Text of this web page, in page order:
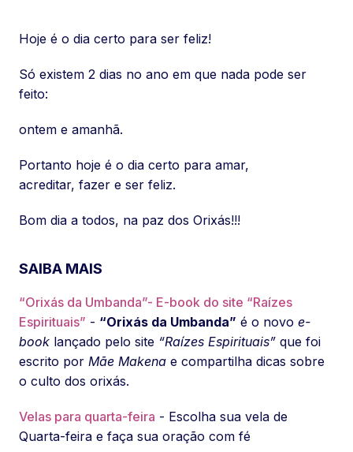
Hoje é o dia certo para ser feliz!
Só existem 2 dias no ano em que nada pode ser
feito:
ontem e amanhã.
Portanto hoje é o dia certo para amar,
acreditar, fazer e ser feliz.
Bom dia a todos, na paz dos Orixás!!!
SAIBA MAIS
“Orixás da Umbanda”- E-book do site “Raízes
Espirituais” - “Orixás da Umbanda” é o novo e-
book lançado pelo site “Raízes Espirituais” que foi
escrito por Mãe Makena e compartilha dicas sobre
o culto dos orixás.
Velas para quarta-feira - Escolha sua vela de
Quarta-feira e faça sua oração com fé